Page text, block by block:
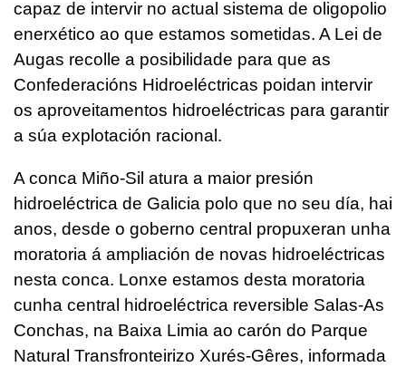
capaz de intervir no actual sistema de oligopolio
enerxético ao que estamos sometidas. A Lei de
Augas recolle a posibilidade para que as
Confederacións Hidroeléctricas poidan intervir
os aproveitamentos hidroeléctricas para garantir
a súa explotación racional.
A conca Miño-Sil atura a maior presión
hidroeléctrica de Galicia polo que no seu día, hai
anos, desde o goberno central propuxeran unha
moratoria á ampliación de novas hidroeléctricas
nesta conca. Lonxe estamos desta moratoria
cunha central hidroeléctrica reversible Salas-As
Conchas, na Baixa Limia ao carón do Parque
Natural Transfronteirizo Xurés-Gêres, informada